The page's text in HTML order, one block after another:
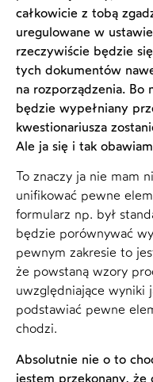
całkowicie z tobą
uregulowane w
rzeczywiście będzie
tych dokumentów
na rozporządzenia.
będzie wypełniany
kwestionariusza
Ale ja się i tak
To znaczy ja nie mam
unifikować pewne
formularz np. był
będzie porównywać
pewnym zakresie to
że powstaną wzory
uwzględniające wyniki
podstawiać pewne
chodzi.
Absolutnie nie o to
jestem przekonany, że